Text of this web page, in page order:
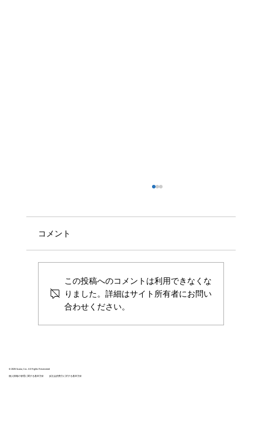
株式会社Scalar、SAISON Technology
コメント
この投稿へのコメントは利用できなくな
りました。詳細はサイト所有者にお問い
合わせください。
© 2025 Scalar, Inc. All Rights Reservered
個人情報の管理に関する基本方針 反社会的勢力に対する基本方針